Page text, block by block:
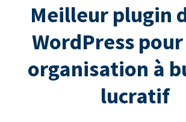
Meilleur plugin
WordPress
organisation à
lucratif